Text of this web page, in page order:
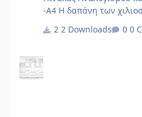
-Α4 Η δαπάνη των χιλιοστών θέρμανσης από το
αλλά με δύο
2 Downloads 0